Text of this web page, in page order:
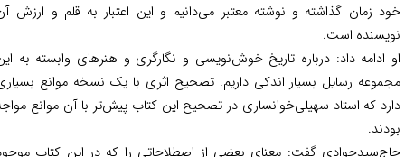
زمان گذاشته و نوشته معتبر می‌دانیم و این اعتبار به قلم و ارزش آن
است.
ادامه داد: درباره تاریخ خوش‌نویسی و نگارگری و هنرهای وابسته به این
رسایل بسیار اندکی داریم. تصحیح اثری با یک نسخه موانع بسیاری
که استاد سهیلی‌خوانساری در تصحیح این کتاب پیش‌تر با آن موانع مواجه